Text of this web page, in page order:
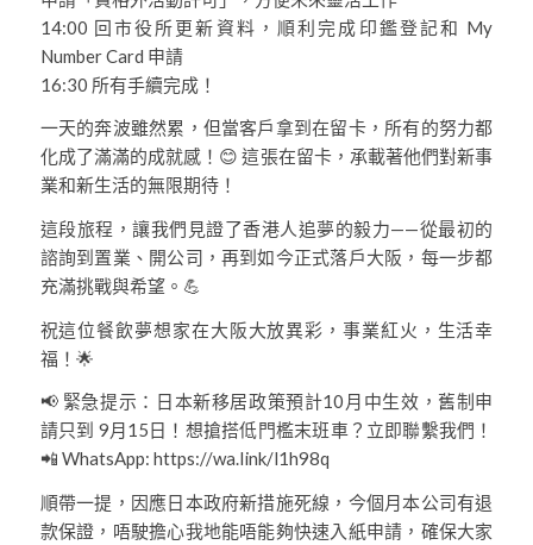
14:00 回市役所更新資料，順利完成印鑑登記和 My
Number Card 申請
16:30 所有手續完成！
一天的奔波雖然累，但當客戶拿到在留卡，所有的努力都
化成了滿滿的成就感！😊 這張在留卡，承載著他們對新事
業和新生活的無限期待！
這段旅程，讓我們見證了香港人追夢的毅力——從最初的
諮詢到置業、開公司，再到如今正式落戶大阪，每一步都
充滿挑戰與希望。💪
祝這位餐飲夢想家在大阪大放異彩，事業紅火，生活幸
福！🌟
📢 緊急提示：日本新移居政策預計10月中生效，舊制申
請只到 9月15日！想搶搭低門檻末班車？立即聯繫我們！
📲 WhatsApp: https://wa.link/l1h98q
順帶一提，因應日本政府新措施死線，今個月本公司有退
款保證，唔駛擔心我地能唔能夠快速入紙申請，確保大家